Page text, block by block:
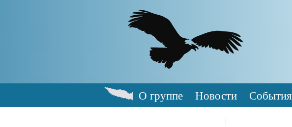
Main
О группе Новости События